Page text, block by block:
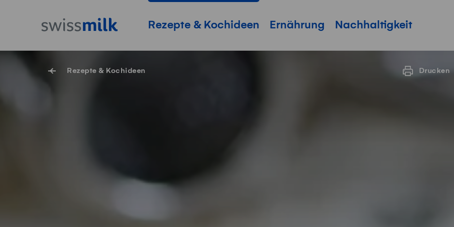
StartseiteHauptnavigation
Rezepte & Kochideen Ernährung Nachhaltigkeit
Rezepte & Kochideen Drucken